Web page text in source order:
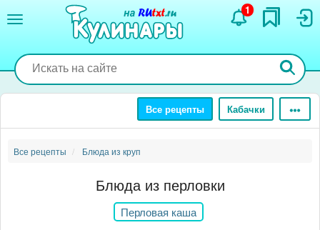
содержанию
1
Все рецепты Кабачки
Все рецепты Блюда из круп
Блюда из перловки
Перловая каша